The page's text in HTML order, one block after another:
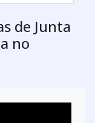
de Junta
no